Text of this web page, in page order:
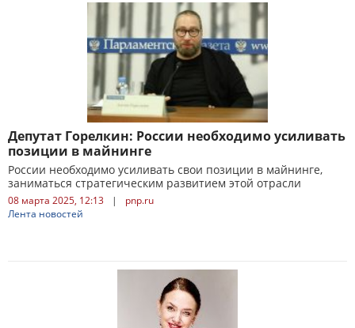
Депутат Горелкин: России необходимо усиливать
позиции в майнинге
России необходимо усиливать свои позиции в майнинге,
заниматься стратегическим развитием этой отрасли
08 марта 2025, 12:13 |
pnp.ru
Лента новостей